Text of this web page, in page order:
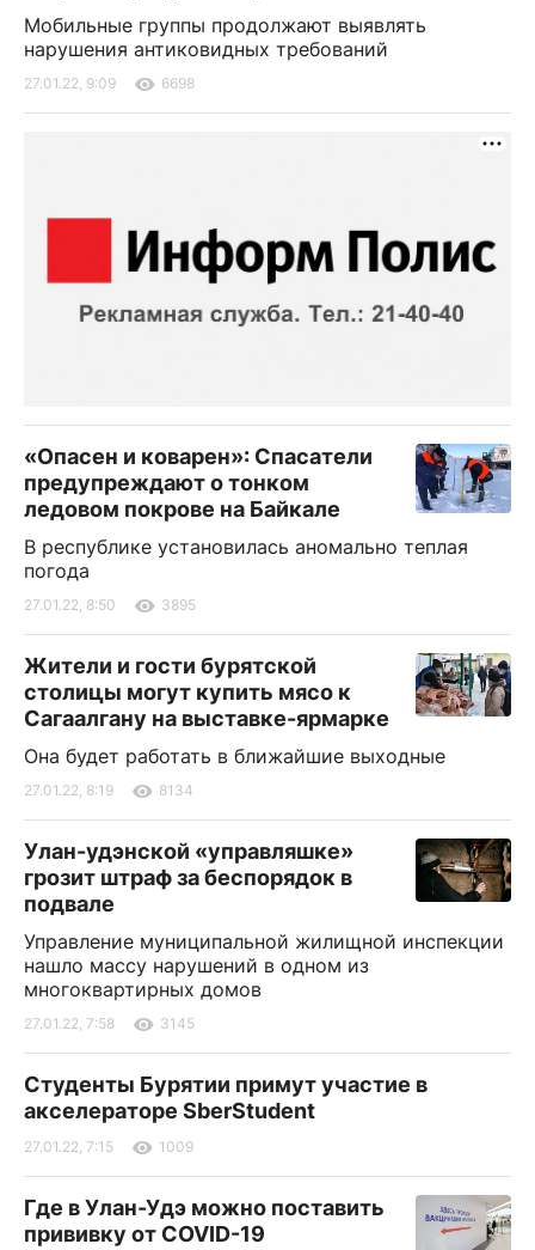
Мобильные группы продолжают выявлять
нарушения антиковидных требований
27.01.22, 9:09 6698
«Опасен и коварен»: Спасатели
предупреждают о тонком
ледовом покрове на Байкале
В республике установилась аномально теплая
погода
27.01.22, 8:50 3895
Жители и гости бурятской
столицы могут купить мясо к
Сагаалгану на выставке-ярмарке
Она будет работать в ближайшие выходные
27.01.22, 8:19 8134
Улан-удэнской «управляшке»
грозит штраф за беспорядок в
подвале
Управление муниципальной жилищной инспекции
нашло массу нарушений в одном из
многоквартирных домов
27.01.22, 7:58 3145
Студенты Бурятии примут участие в
акселераторе SberStudent
27.01.22, 7:15 1009
Где в Улан-Удэ можно поставить
прививку от COVID-19